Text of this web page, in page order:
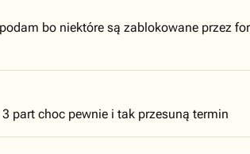
bo niektóre są zablokowane przez
part choc pewnie i tak przesuną termin